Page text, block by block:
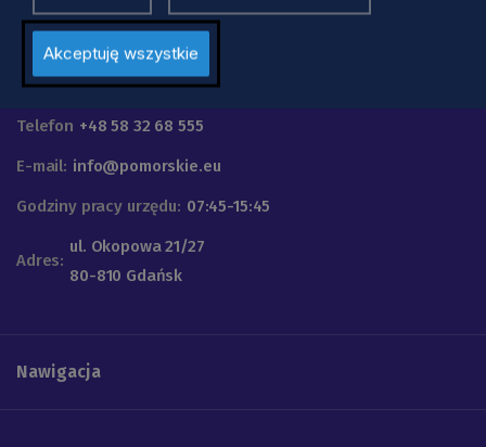
Urząd Marszałkowski
Województwa Pomorskiego
Telefon +48 58 32 68 555
E-mail: info@pomorskie.eu
Godziny pracy urzędu: 07:45-15:45
Adres:
ul. Okopowa 21/27
80-810 Gdańsk
Nawigacja
Akceptuję wszystkie